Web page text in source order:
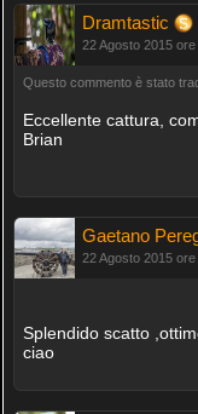
Dramtastic
22 Agosto 2015 ore
Questo commento è stato
Eccellente cattura,
Brian
Gaetano
22 Agosto 2015
Splendido scatto
ciao